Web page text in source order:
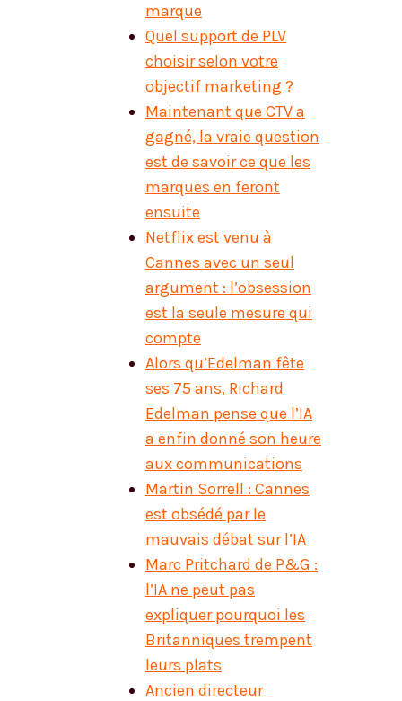
marque
Quel support de PLV
choisir selon votre
objectif marketing ?
Maintenant que CTV a
gagné, la vraie question
est de savoir ce que les
marques en feront
ensuite
Netflix est venu à
Cannes avec un seul
argument : l’obsession
est la seule mesure qui
compte
Alors qu’Edelman fête
ses 75 ans, Richard
Edelman pense que l’IA
a enfin donné son heure
aux communications
Martin Sorrell : Cannes
est obsédé par le
mauvais débat sur l’IA
Marc Pritchard de P&G :
l’IA ne peut pas
expliquer pourquoi les
Britanniques trempent
leurs plats
Ancien directeur